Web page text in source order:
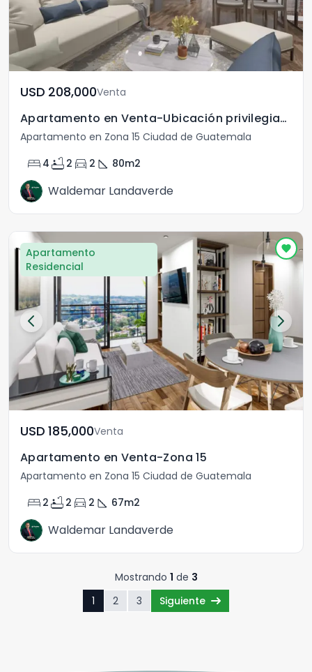
USD	208,000Venta
Apartamento en Venta-Ubicación privilegiada
Apartamento en Zona 15 Ciudad de Guatemala
bed 4 bathtub 2 directions_car 2 square_foot 80m2
Waldemar Landaverde
Apartamento
Residencial
USD	185,000Venta
Apartamento en Venta-Zona 15
Apartamento en Zona 15 Ciudad de Guatemala
bed 2 bathtub 2 directions_car 2 square_foot 67m2
Waldemar Landaverde
Mostrando 1 de 3
1
2 3 Siguiente